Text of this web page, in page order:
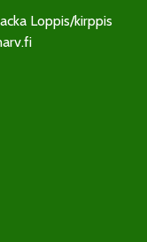
Loppis/kirppis